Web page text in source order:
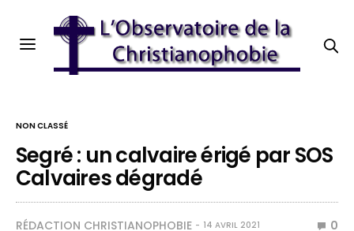
NON CLASSÉ
Segré : un calvaire érigé par SOS
Calvaires dégradé
RÉDACTION CHRISTIANOPHOBIE 14 AVRIL 2021 0